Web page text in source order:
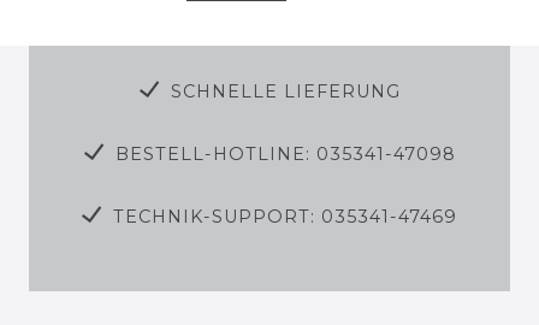
SCHNELLE LIEFERUNG
BESTELL-HOTLINE: 035341-47098
TECHNIK-SUPPORT: 035341-47469